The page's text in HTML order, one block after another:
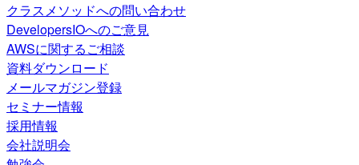
クラスメソッドへの問い合わせ
DevelopersIOへのご意見
AWSに関するご相談
資料ダウンロード
メールマガジン登録
セミナー情報
採用情報
会社説明会